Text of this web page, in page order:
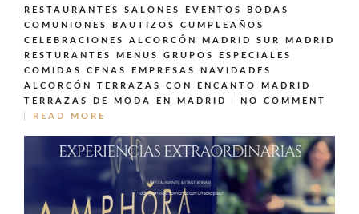
RESTAURANTES SALONES EVENTOS BODAS
COMUNIONES BAUTIZOS CUMPLEAÑOS
CELEBRACIONES ALCORCÓN MADRID SUR MADRID
RESTURANTES MENUS GRUPOS ESPECIALES
COMIDAS CENAS EMPRESAS NAVIDADES
ALCORCÓN
TERRAZAS CON ENCANTO MADRID
TERRAZAS DE MODA EN MADRID
NO COMMENT
READ MORE